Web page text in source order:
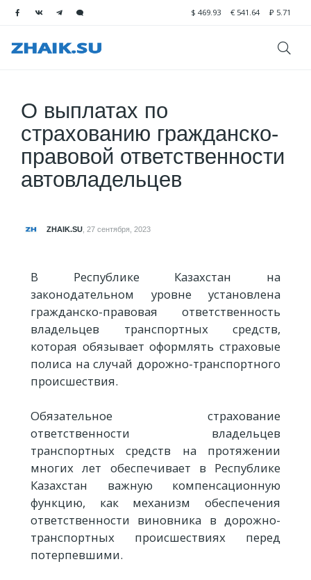
$ 469.93 € 541.64 ₽ 5.71
О выплатах по
страхованию гражданско-
правовой ответственности
автовладельцев
ZHAIK.SU 27 сентября, 2023
В Республике Казахстан на
законодательном уровне установлена
гражданско-правовая ответственность
владельцев транспортных средств,
которая обязывает оформлять страховые
полиса на случай дорожно-транспортного
происшествия.
Обязательное страхование
ответственности владельцев
транспортных средств на протяжении
многих лет обеспечивает в Республике
Казахстан важную компенсационную
функцию, как механизм обеспечения
ответственности виновника в дорожно-
транспортных происшествиях перед
потерпевшими.